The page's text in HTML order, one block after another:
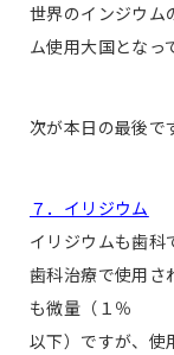
世界のインジウム
ム使用大国となっ
次が本日の最後で
７．イリジウム
イリジウムも歯科
歯科治療で使用さ
も微量（１％
以下）ですが、使